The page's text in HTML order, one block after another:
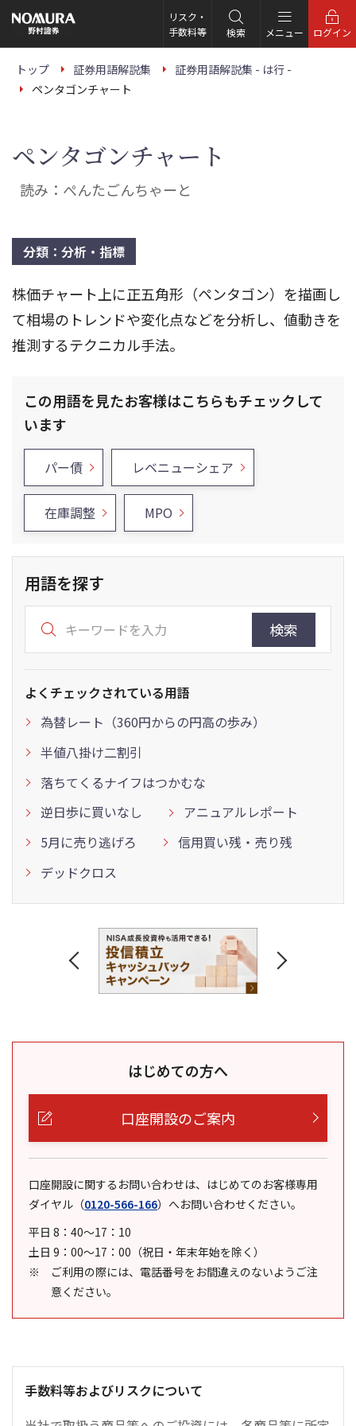
の
ー
リスク・
手数料等
検索 メニュー ログイン
トップ 証券用語解説集
証券用語解説集 - は行 -
ペンタゴンチャート
ペンタゴンチャート
読み：ぺんたごんちゃーと
分類：分析・指標
株価チャート上に正五角形（ペンタゴン）を描画し
て相場のトレンドや変化点などを分析し、値動きを
推測するテクニカル手法。
この用語を見たお客様はこちらもチェックして
います
パー債 レベニューシェア
在庫調整 MPO
用語を探す
検索
よくチェックされている用語
為替レート（360円からの円高の歩み）
半値八掛け二割引
落ちてくるナイフはつかむな
逆日歩に買いなし
アニュアルレポート
5月に売り逃げろ
信用買い残・売り残
デッドクロス
はじめての方へ
口座開設のご案内
口座開設に関するお問い合わせは、はじめてのお客様専用
ダイヤル （0120-566-166） へお問い合わせください。
平日 8：40～17：10
土日 9：00～17：00（祝日・年末年始を除く）
ご利用の際には、電話番号をお間違えのないようご注
意ください。
手数料等およびリスクについて